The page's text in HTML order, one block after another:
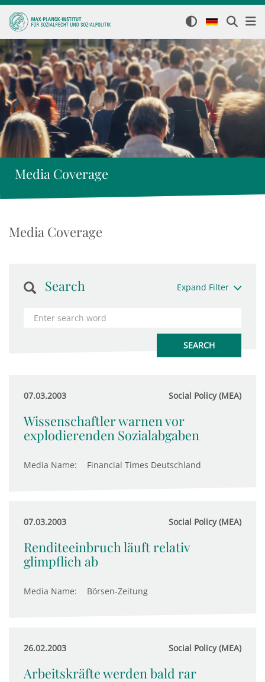
Media Coverage
Media Coverage
Search Expand Filter
07.03.2003 Social Policy (MEA)
Wissenschaftler warnen vor
explodierenden Sozialabgaben
Media Name: Financial Times Deutschland
07.03.2003 Social Policy (MEA)
Renditeeinbruch läuft relativ
glimpflich ab
Media Name: Börsen-Zeitung
26.02.2003 Social Policy (MEA)
Arbeitskräfte werden bald rar